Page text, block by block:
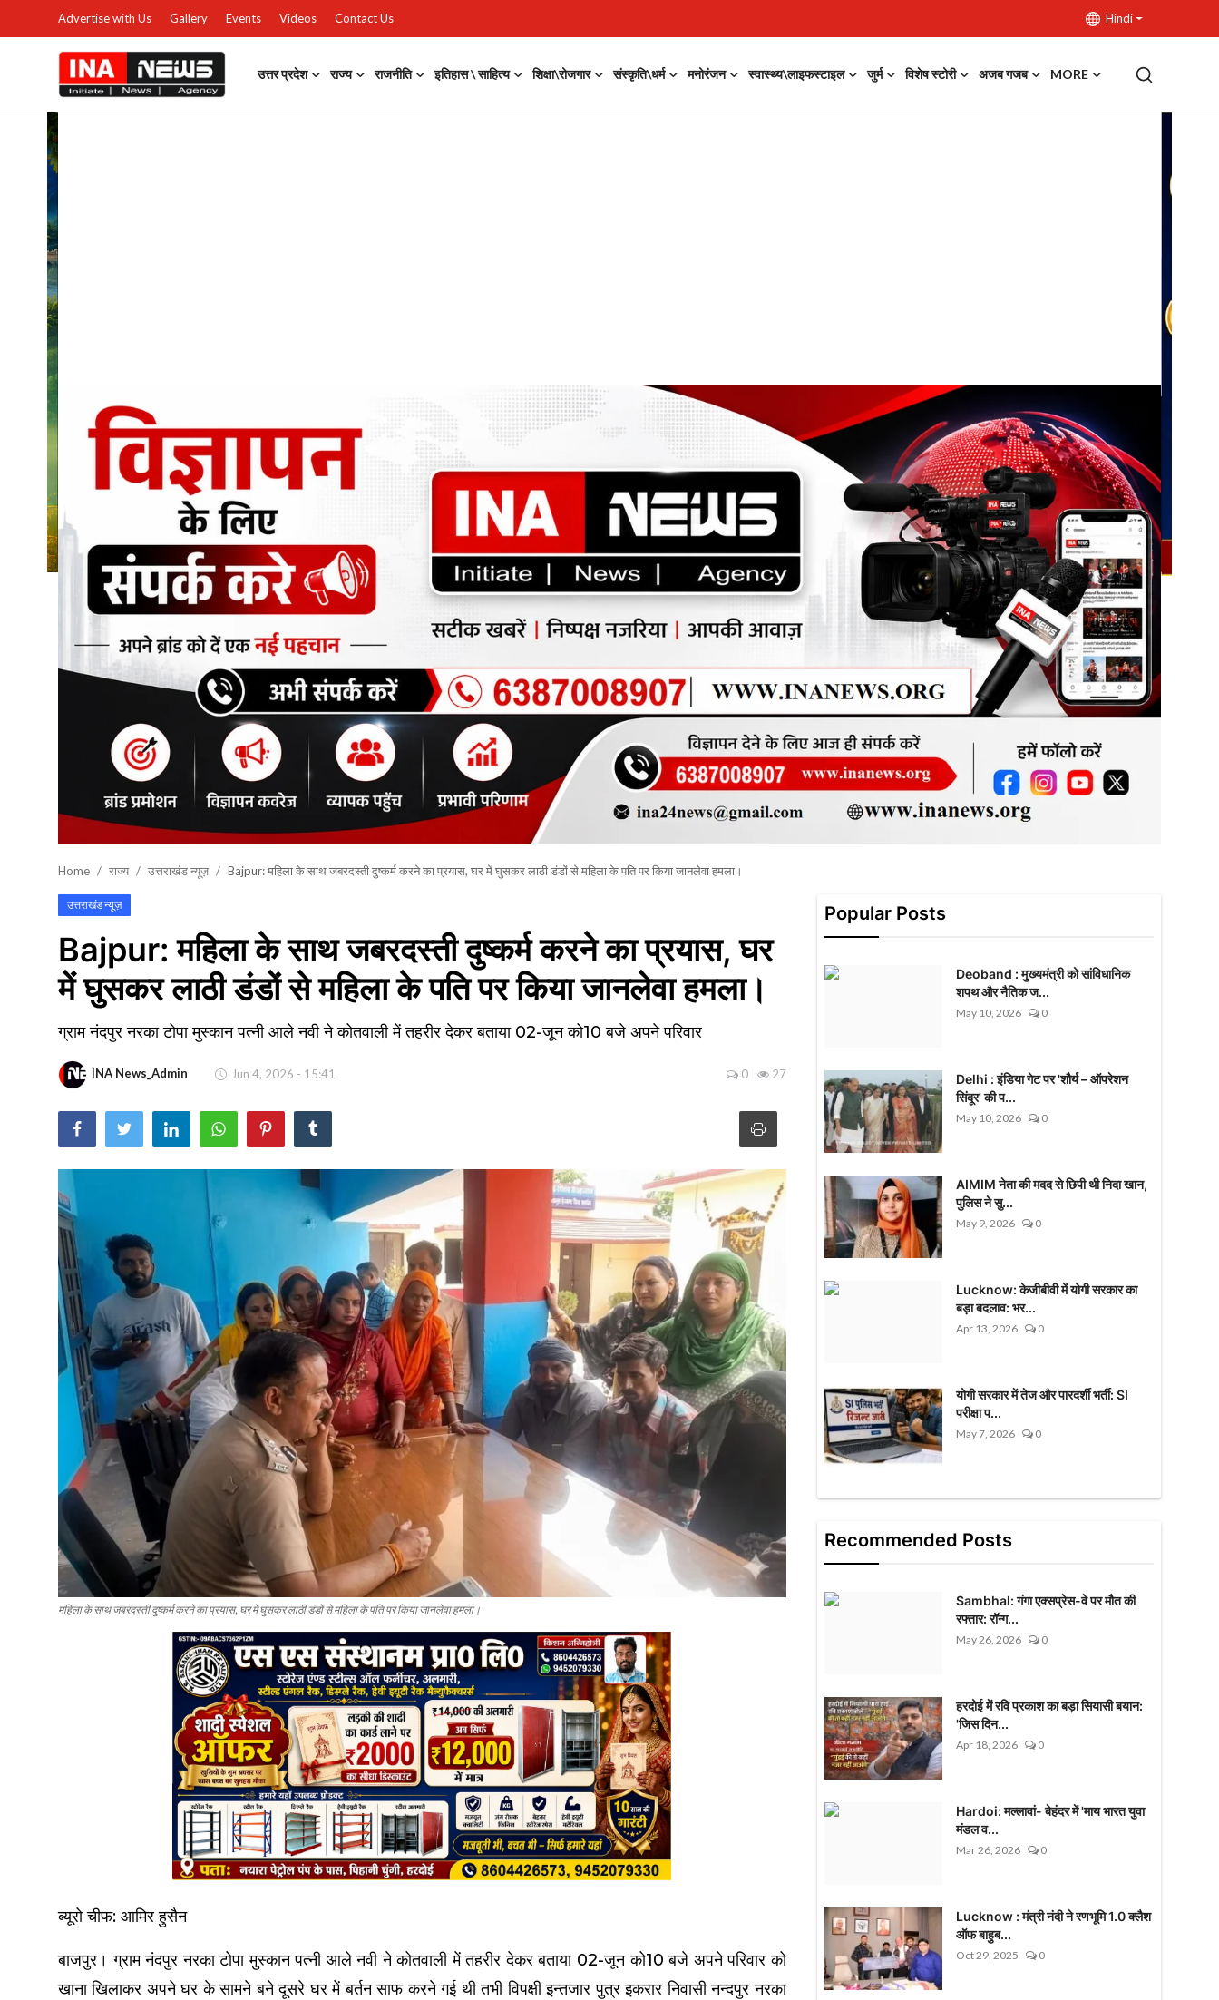
Advertise with Us Gallery Events Videos Contact Us Hindi
उत्तर प्रदेश राज्य राजनीति इतिहास \ साहित्य शिक्षा\रोजगार संस्कृति\धर्म मनोरंजन स्वास्थ्य\लाइफस्टाइल जुर्म विशेष स्टोरी अजब गजब MORE
उत्तर प्रदेश
Advertise with Us
Events
Gallery
राजनीति
Contacts
इतिहास \ साहित्य
शिक्षा\रोजगार
मनोरंजन
स्वास्थ्य\लाइफस्टाइल
अजब गजब
टेक्नोलॉजी / बिजनेस
वायरल न्यूज़
Home राज्य उत्तराखंड न्यूज़ Bajpur: महिला के साथ जबरदस्ती दुष्कर्म करने का प्रयास, घर में घुसकर लाठी डंडों से महिला के पति पर किया जानलेवा हमला।
उत्तराखंड न्यूज़
Bajpur: महिला के साथ जबरदस्ती दुष्कर्म करने का प्रयास, घर
में घुसकर लाठी डंडों से महिला के पति पर किया जानलेवा हमला।
ग्राम नंदपुर नरका टोपा मुस्कान पत्नी आले नवी ने कोतवाली में तहरीर देकर बताया 02-जून को10 बजे अपने परिवार
INA News_Admin Jun 4, 2026 - 15:41 0 27
महिला के साथ जबरदस्ती दुष्कर्म करने का प्रयास, घर में घुसकर लाठी डंडों से महिला के पति पर किया जानलेवा हमला।
ब्यूरो चीफ: आमिर हुसैन
बाजपुर। ग्राम नंदपुर नरका टोपा मुस्कान पत्नी आले नवी ने कोतवाली में तहरीर देकर बताया 02-जून को10 बजे अपने परिवार को
खाना खिलाकर अपने घर के सामने बने दूसरे घर में बर्तन साफ करने गई थी तभी विपक्षी इन्तजार पुत्र इकरार निवासी नन्दपुर नरका
Popular Posts
Deoband : मुख्यमंत्री को सांविधानिक
शपथ और नैतिक ज...
May 10, 2026 0
Delhi : इंडिया गेट पर 'शौर्य – ऑपरेशन
सिंदूर' की प...
May 10, 2026 0
AIMIM नेता की मदद से छिपी थी निदा खान,
पुलिस ने सु...
May 9, 2026 0
Lucknow: केजीबीवी में योगी सरकार का
बड़ा बदलाव: भर...
Apr 13, 2026 0
योगी सरकार में तेज और पारदर्शी भर्ती: SI
परीक्षा प...
May 7, 2026 0
Recommended Posts
Sambhal: गंगा एक्सप्रेस-वे पर मौत की
रफ्तार: रॉन्ग...
May 26, 2026 0
हरदोई में रवि प्रकाश का बड़ा सियासी बयान:
'जिस दिन...
Apr 18, 2026 0
Hardoi: मल्लावां- बेहंदर में 'माय भारत युवा
मंडल व...
Mar 26, 2026 0
Lucknow : मंत्री नंदी ने रणभूमि 1.0 क्लैश
ऑफ बाहुब...
Oct 29, 2025 0